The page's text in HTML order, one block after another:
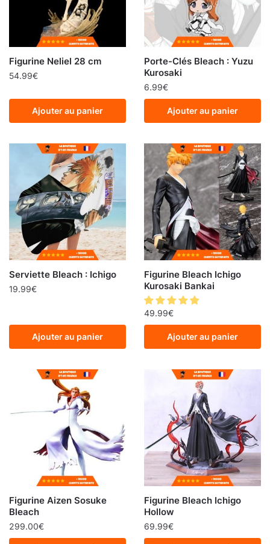
Figurine Neliel 28 cm
54.99€
Ajouter au panier
Porte-Clés Bleach : Yuzu
Kurosaki
6.99€
Ajouter au panier
Serviette Bleach : Ichigo
19.99€
Ajouter au panier
Figurine Bleach Ichigo
Kurosaki Bankai
49.99€
Ajouter au panier
Figurine Aizen Sosuke
Bleach
299.00€
Figurine Bleach Ichigo
Hollow
69.99€